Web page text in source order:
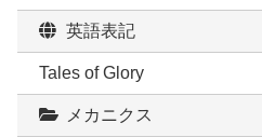
英語表記
Tales of Glory
メカニクス